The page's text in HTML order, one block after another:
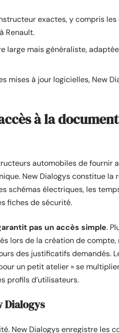
exactes, y compris
Renault.
large mais généraliste,
mises à jour logicielles, New
à la
automobiles de fournir
New Dialogys constitue la
schémas électriques, les
fiches de sécurité.
pas un accès simple.
lors de la création de
des justificatifs demandés.
un petit atelier » se
profils d’utilisateurs.
Dialogys
New Dialogys enregistre les